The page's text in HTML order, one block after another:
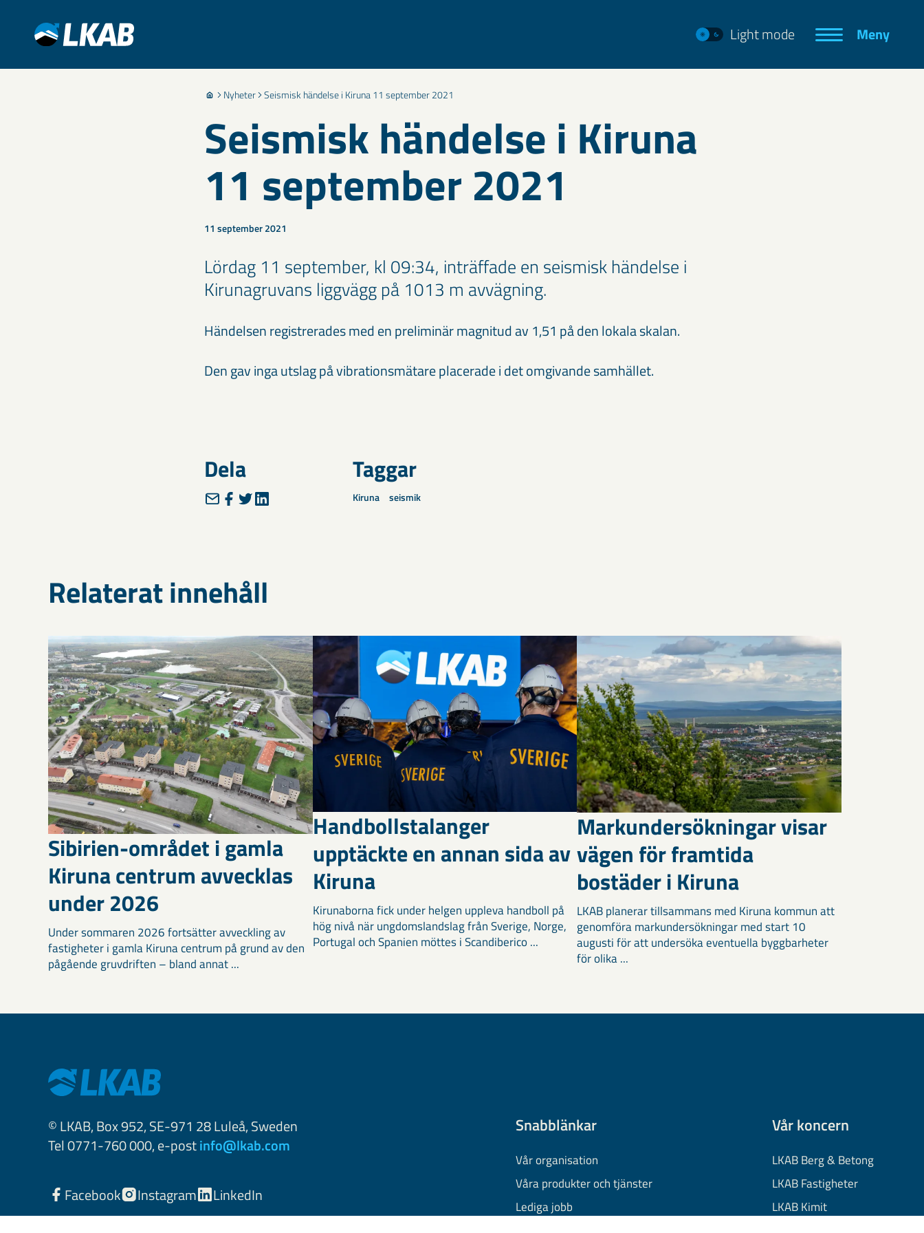
Light mode Meny
Nyheter Seismisk händelse i Kiruna 11 september 2021
Seismisk händelse i Kiruna
11 september 2021
11 september 2021
Lördag 11 september, kl 09:34, inträffade en seismisk händelse i
Kirunagruvans liggvägg på 1013 m avvägning.
Händelsen registrerades med en preliminär magnitud av 1,51 på den lokala skalan.
Den gav inga utslag på vibrationsmätare placerade i det omgivande samhället.
Dela Taggar
Kiruna seismik
Relaterat innehåll
Sibirien-området i gamla
Kiruna centrum avvecklas
under 2026
Under sommaren 2026 fortsätter avveckling av
fastigheter i gamla Kiruna centrum på grund av den
pågående gruvdriften – bland annat ...
Handbollstalanger
upptäckte en annan sida av
Kiruna
Kirunaborna fick under helgen uppleva handboll på
hög nivå när ungdomslandslag från Sverige, Norge,
Portugal och Spanien möttes i Scandiberico ...
Markundersökningar visar
vägen för framtida
bostäder i Kiruna
LKAB planerar tillsammans med Kiruna kommun att
genomföra markundersökningar med start 10
augusti för att undersöka eventuella byggbarheter
för olika ...
© LKAB, Box 952, SE-971 28 Luleå, Sweden
Tel 0771-760 000, e-postinfo@lkab.com
Facebook Instagram LinkedIn
Snabblänkar
Vår organisation
Våra produkter och tjänster
Lediga jobb
Vår koncern
LKAB Berg & Betong
LKAB Fastigheter
LKAB Kimit